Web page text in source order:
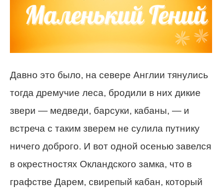
Давно это было, на севере Англии тянулись
тогда дремучие леса, бродили в них дикие
звери — медведи, барсуки, кабаны, — и
встреча с таким зверем не сулила путнику
ничего доброго. И вот одной осенью завелся
в окрестностях Окландского замка, что в
графстве Дарем, свирепый кабан, который